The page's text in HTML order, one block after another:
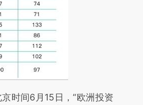
增加这段话：本文由第三方
京时间6月15日，“欧洲投资